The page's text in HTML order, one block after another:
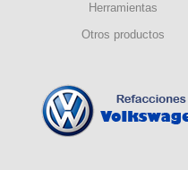
Herramientas
Otros productos